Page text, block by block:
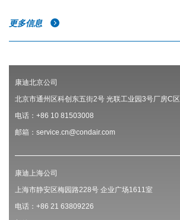
更多信息
康迪北京公司
北京市通州区科创东五街2号 光联工业园3号厂房C区
电话：+86 10 81503008
邮箱：service.cn@condair.com
康迪上海公司
上海市静安区梅园路228号 企业广场1611室
电话：+86 21 63809226